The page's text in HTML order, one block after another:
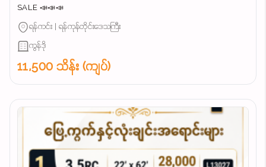
SALE 📣📣📣
ရန်ကင်း | ရန်ကုန်တိုင်းဒေသကြီး
ကွန်ဒို
11,500 သိန်း (ကျပ်)